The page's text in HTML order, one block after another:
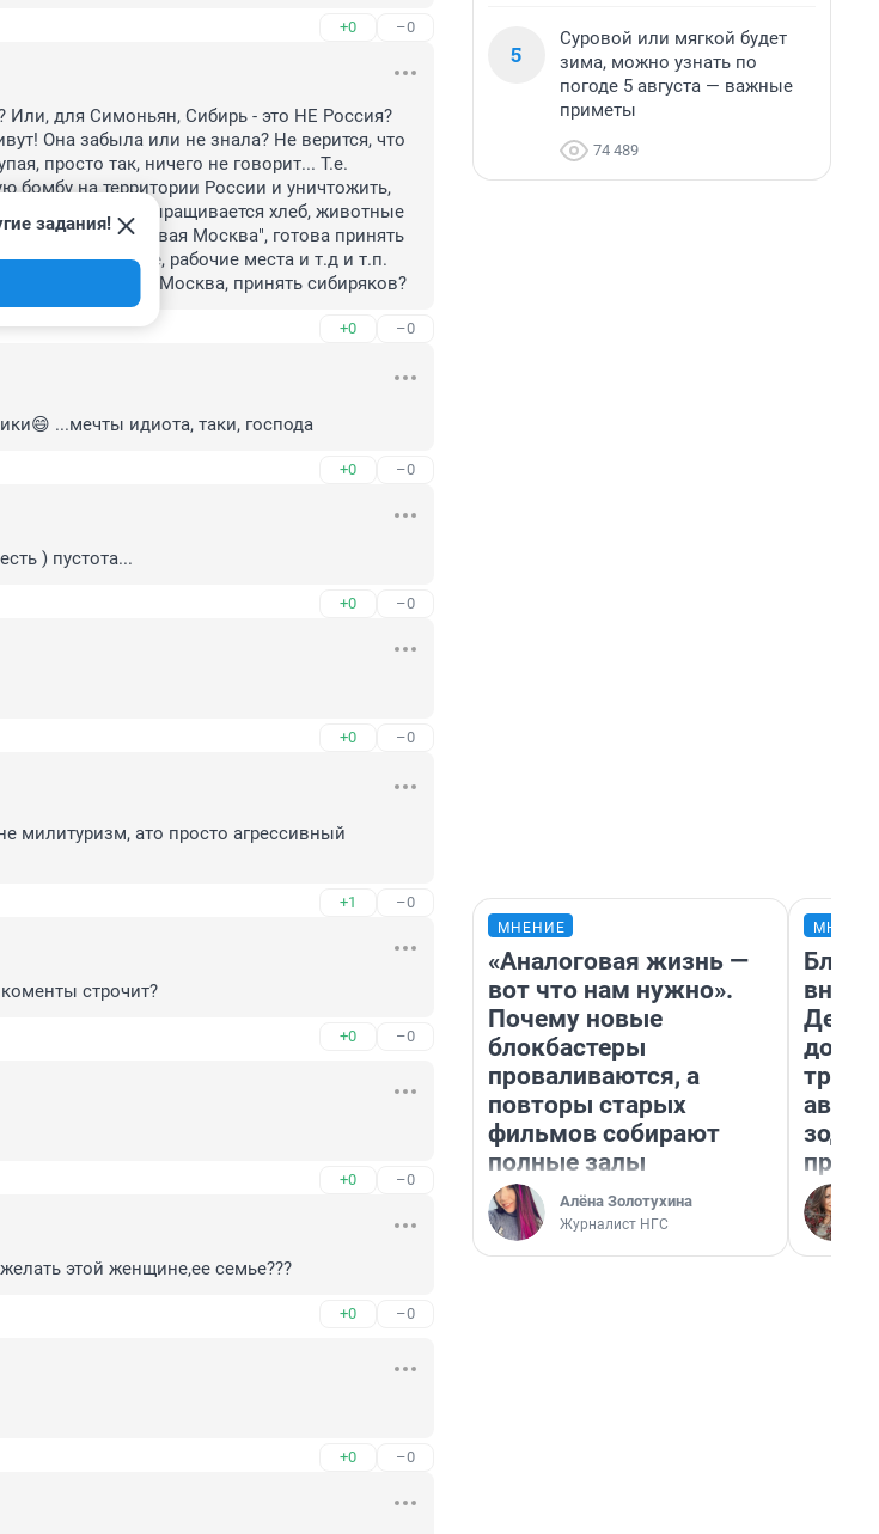
+0 –0
Или, для Симоньян, Сибирь - это НЕ Россия?
Она забыла или не знала? Не верится, что
просто так, ничего не говорит... Т.е.
бомбу на территории России и уничтожить,
на которой выращивается хлеб, животные
годы. "Нерезиновая Москва", готова принять
в Москве, рабочие места и т.д и т.п.
"нерезиновая" Москва, принять сибиряков?
+0 –0
задания!
...мечты идиота, таки, господа
+0 –0
) пустота...
+0 –0
+0 –0
милитуризм, ато просто агрессивный
+1 –0
строчит?
+0 –0
+0 –0
этой женщине,ее семье???
+0 –0
+0 –0
5
Суровой или мягкой будет
зима, можно узнать по
погоде 5 августа — важные
приметы
74 489
МНЕНИЕ
«Аналоговая жизнь —
вот что нам нужно».
Почему новые
блокбастеры
проваливаются, а
повторы старых
фильмов собирают
полные залы
Алёна Золотухина
Журналист НГС